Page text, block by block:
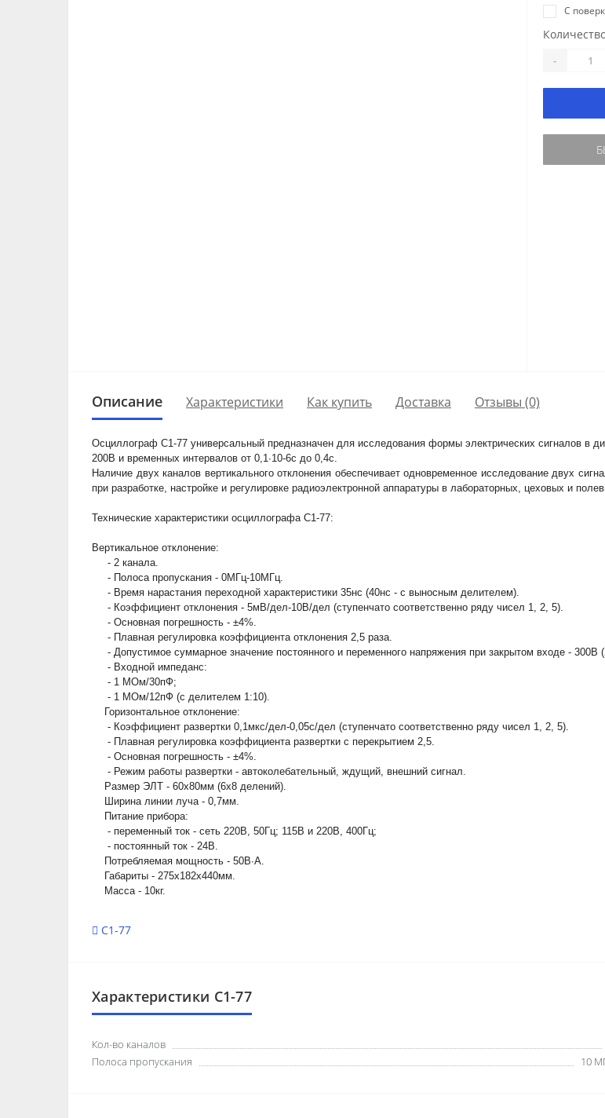
С
-
Описание Характеристики Как купить Доставка Отзывы (0)
Осциллограф С1-77 универсальный предназначен для исследования формы электрических сигналов в
200В и временных интервалов от 0,1∙10-6с до 0,4с.
Наличие двух каналов вертикального отклонения обеспечивает одновременное исследование двух
при разработке, настройке и регулировке радиоэлектронной аппаратуры в лабораторных, цеховых и
Технические характеристики осциллографа С1-77:
Вертикальное отклонение:
- 2 канала.
- Полоса пропускания - 0МГц-10МГц.
- Время нарастания переходной характеристики 35нс (40нс - с выносным делителем).
- Коэффициент отклонения - 5мВ/дел-10В/дел (ступенчато соответственно ряду чисел 1, 2, 5).
- Основная погрешность - ±4%.
- Плавная регулировка коэффициента отклонения 2,5 раза.
- Допустимое суммарное значение постоянного и переменного напряжения при закрытом входе -
- Входной импеданс:
- 1 МОм/30пФ;
- 1 МОм/12пФ (с делителем 1:10).
Горизонтальное отклонение:
- Коэффициент развертки 0,1мкс/дел-0,05с/дел (ступенчато соответственно ряду чисел 1, 2, 5).
- Плавная регулировка коэффициента развертки с перекрытием 2,5.
- Основная погрешность - ±4%.
- Режим работы развертки - автоколебательный, ждущий, внешний сигнал.
Размер ЭЛТ - 60х80мм (6х8 делений).
Ширина линии луча - 0,7мм.
Питание прибора:
- переменный ток - сеть 220В, 50Гц; 115В и 220В, 400Гц;
- постоянный ток - 24В.
Потребляемая мощность - 50В∙А.
Габариты - 275х182х440мм.
Масса - 10кг.
С1-77
Характеристики С1-77
Кол-во каналов
Полоса пропускания
10